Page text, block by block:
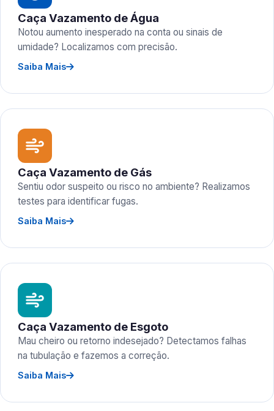
Caça Vazamento de Água
Notou aumento inesperado na conta ou sinais de
umidade? Localizamos com precisão.
Saiba Mais
Caça Vazamento de Gás
Sentiu odor suspeito ou risco no ambiente? Realizamos
testes para identificar fugas.
Saiba Mais
Caça Vazamento de Esgoto
Mau cheiro ou retorno indesejado? Detectamos falhas
na tubulação e fazemos a correção.
Saiba Mais